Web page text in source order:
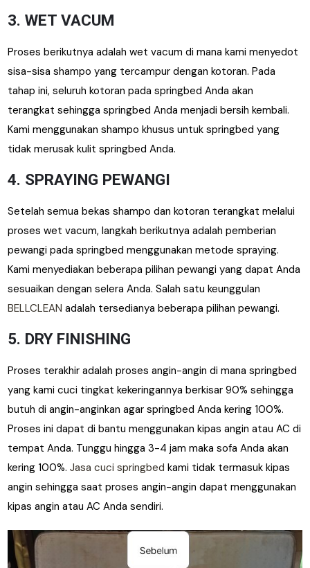
3. WET VACUM
Proses berikutnya adalah wet vacum di mana kami menyedot
sisa-sisa shampo yang tercampur dengan kotoran. Pada
tahap ini, seluruh kotoran pada springbed Anda akan
terangkat sehingga springbed Anda menjadi bersih kembali.
Kami menggunakan shampo khusus untuk springbed yang
tidak merusak kulit springbed Anda.
4. SPRAYING PEWANGI
Setelah semua bekas shampo dan kotoran terangkat melalui
proses wet vacum, langkah berikutnya adalah pemberian
pewangi pada springbed menggunakan metode spraying.
Kami menyediakan beberapa pilihan pewangi yang dapat Anda
sesuaikan dengan selera Anda. Salah satu keunggulan
BELLCLEAN adalah tersedianya beberapa pilihan pewangi.
5. DRY FINISHING
Proses terakhir adalah proses angin-angin di mana springbed
yang kami cuci tingkat kekeringannya berkisar 90% sehingga
butuh di angin-anginkan agar springbed Anda kering 100%.
Proses ini dapat di bantu menggunakan kipas angin atau AC di
tempat Anda. Tunggu hingga 3-4 jam maka sofa Anda akan
kering 100%.Jasa cuci springbed kami tidak termasuk kipas
angin sehingga saat proses angin-angin dapat menggunakan
kipas angin atau AC Anda sendiri.